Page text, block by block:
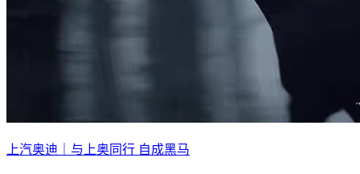
上汽奥迪｜与上奥同行 自成黑马